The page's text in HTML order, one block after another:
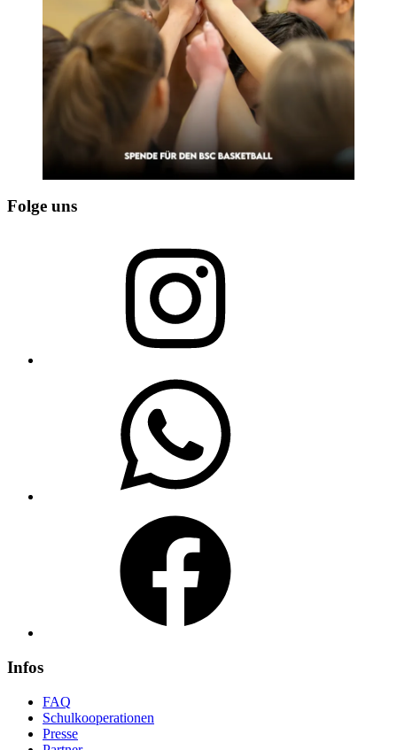
Folge uns
Infos
FAQ
Schulkooperationen
Presse